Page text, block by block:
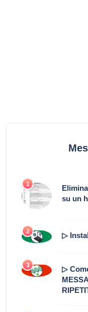
1
su un
2 ▷
3
▷